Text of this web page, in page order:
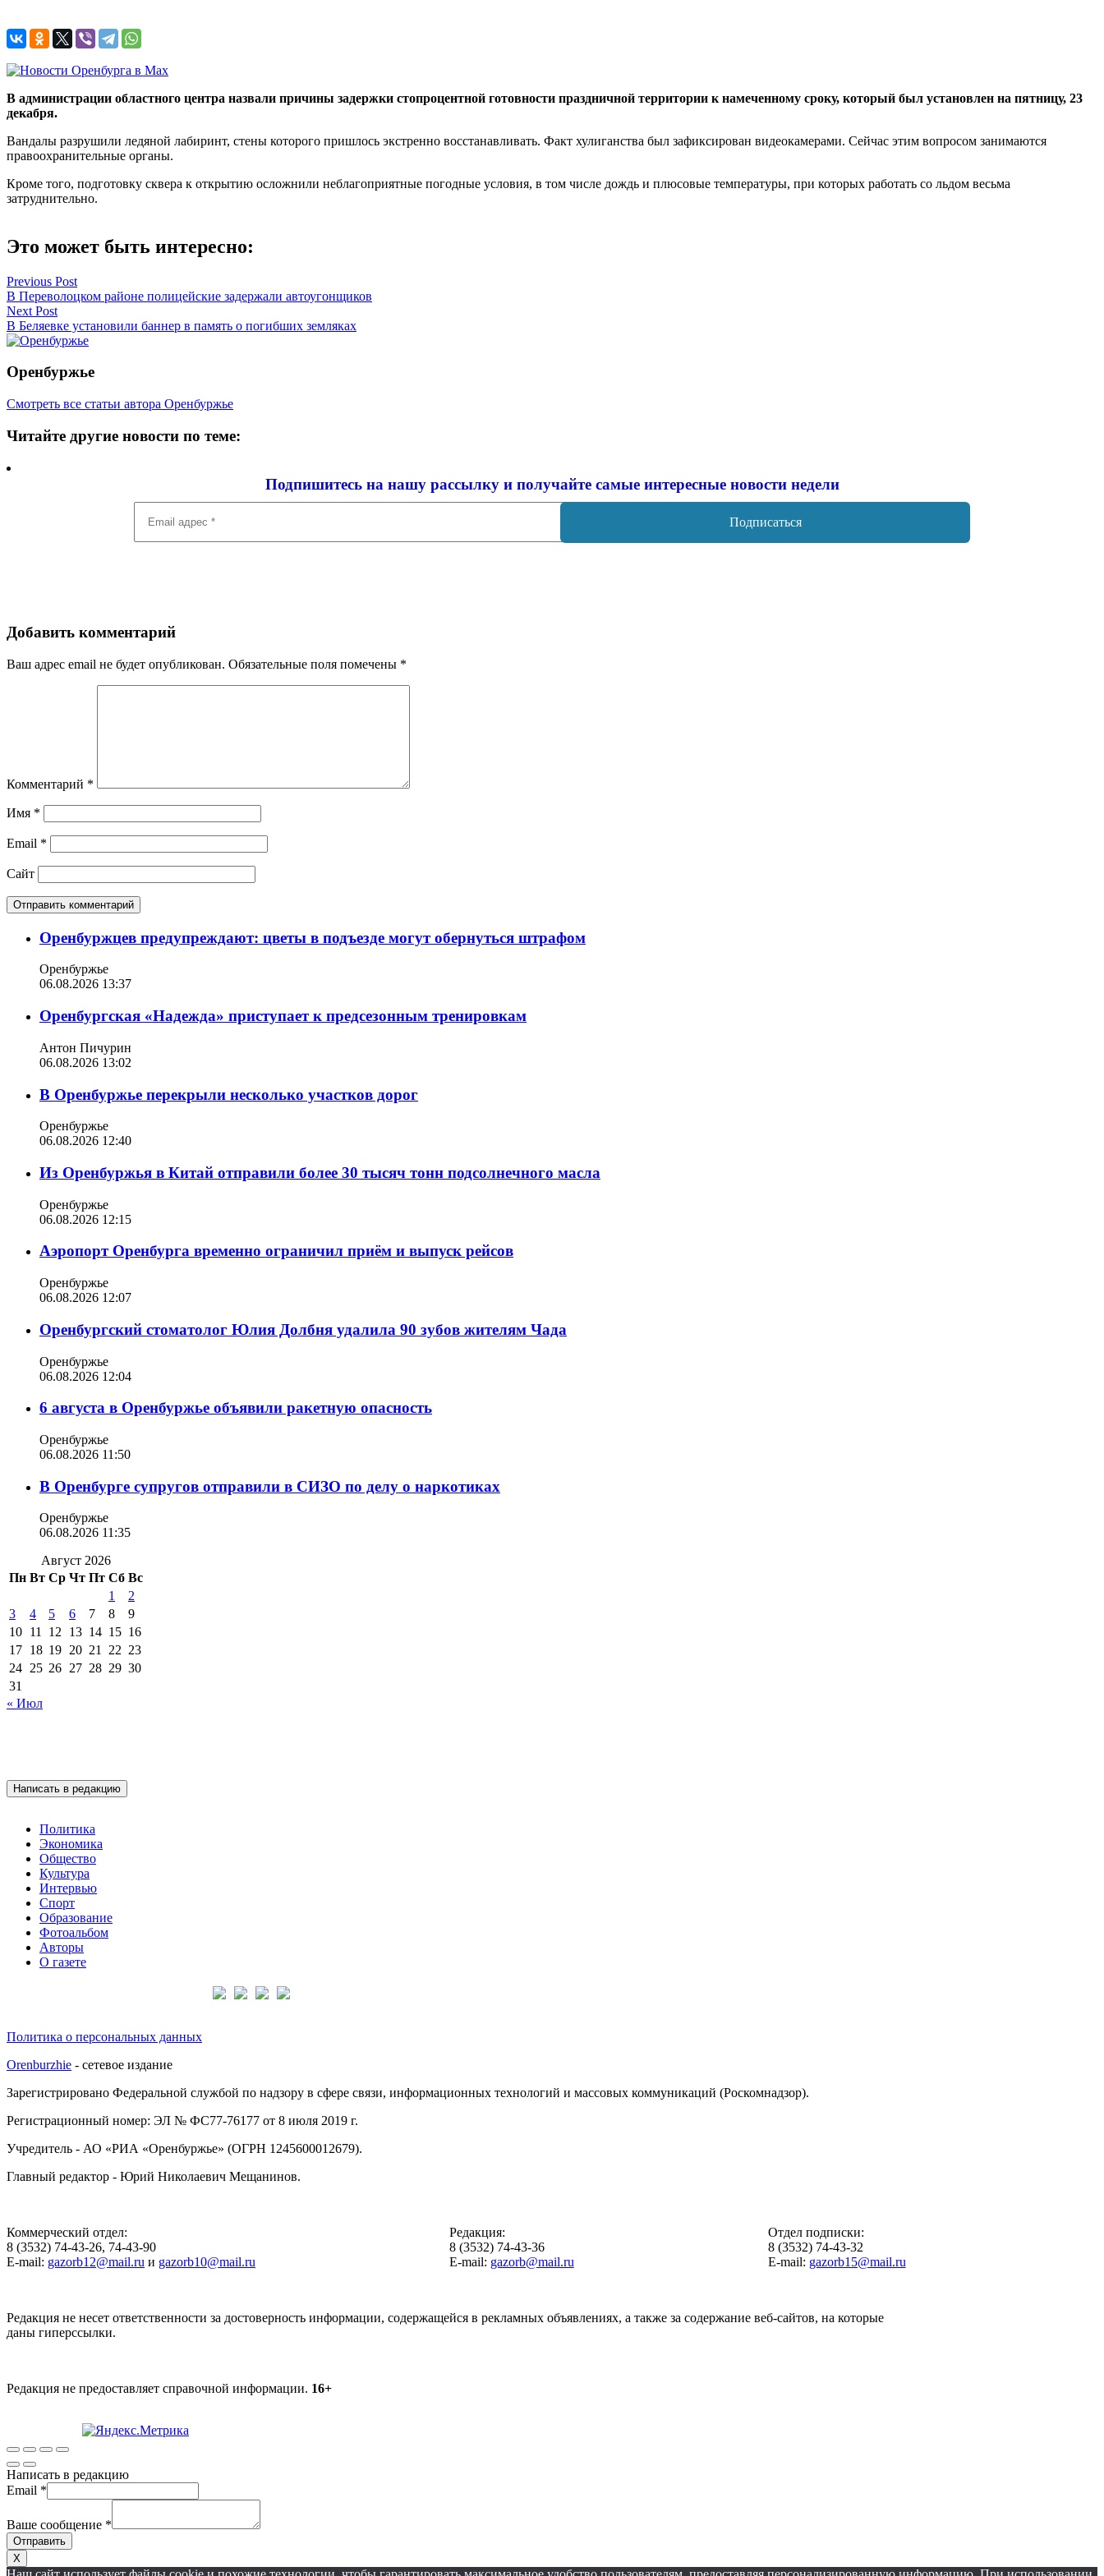
В администрации областного центра назвали причины задержки стопроцентной готовности праздничной территории к намеченному сроку, который был установлен на пятницу, 23
декабря.
Вандалы разрушили ледяной лабиринт, стены которого пришлось экстренно восстанавливать. Факт хулиганства был зафиксирован видеокамерами. Сейчас этим вопросом занимаются
правоохранительные органы.
Кроме того, подготовку сквера к открытию осложнили неблагоприятные погодные условия, в том числе дождь и плюсовые температуры, при которых работать со льдом весьма
затруднительно.
Это может быть интересно:
Навигация
по
записям
Previous Post
В Переволоцком районе полицейские задержали автоугонщиков
Next Post
В Беляевке установили баннер в память о погибших земляках
Оренбуржье
Смотреть все статьи автора Оренбуржье
Читайте другие новости по теме:
Подпишитесь на нашу рассылку и получайте самые интересные новости недели
адрес
*
Добавить комментарий
Ваш адрес email не будет опубликован. Обязательные поля помечены *
Комментарий *
Имя *
Email *
Сайт
Оренбуржцев предупреждают: цветы в подъезде могут обернуться штрафом
Оренбуржье
06.08.2026 13:37
Оренбургская «Надежда» приступает к предсезонным тренировкам
Антон Пичурин
06.08.2026 13:02
В Оренбуржье перекрыли несколько участков дорог
Оренбуржье
06.08.2026 12:40
Из Оренбуржья в Китай отправили более 30 тысяч тонн подсолнечного масла
Оренбуржье
06.08.2026 12:15
Аэропорт Оренбурга временно ограничил приём и выпуск рейсов
Оренбуржье
06.08.2026 12:07
Оренбургский стоматолог Юлия Долбня удалила 90 зубов жителям Чада
Оренбуржье
06.08.2026 12:04
6 августа в Оренбуржье объявили ракетную опасность
Оренбуржье
06.08.2026 11:50
В Оренбурге супругов отправили в СИЗО по делу о наркотиках
Оренбуржье
06.08.2026 11:35
Август 2026
Пн Вт Ср Чт Пт Сб Вс
1
2
3
4 5 6 7 8
9
10 11 12 13 14 15 16
17 18 19 20 21 22 23
24 25 26 27 28 29 30
31
« Июл
Написать в редакцию
Политика
Экономика
Общество
Культура
Интервью
Спорт
Образование
Фотоальбом
Авторы
О газете
Политика о персональных данных
Orenburzhie - сетевое издание
Зарегистрировано Федеральной службой по надзору в сфере связи, информационных технологий и массовых коммуникаций (Роскомнадзор).
Регистрационный номер: ЭЛ № ФС77-76177 от 8 июля 2019 г.
Учредитель - АО «РИА «Оренбуржье» (ОГРН 1245600012679).
Главный редактор - Юрий Николаевич Мещанинов.
Коммерческий отдел:
8 (3532) 74-43-26, 74-43-90
E-mail: gazorb12@mail.ru и gazorb10@mail.ru
Редакция:
8 (3532) 74-43-36
E-mail: gazorb@mail.ru
Отдел подписки:
8 (3532) 74-43-32
E-mail: gazorb15@mail.ru
Редакция не несет ответственности за достоверность информации, содержащейся в рекламных объявлениях, а также за содержание веб-сайтов, на которые
даны гиперссылки.
Редакция не предоставляет справочной информации. 16+
Написать в редакцию
Email *
Ваше сообщение *
Отправить
X